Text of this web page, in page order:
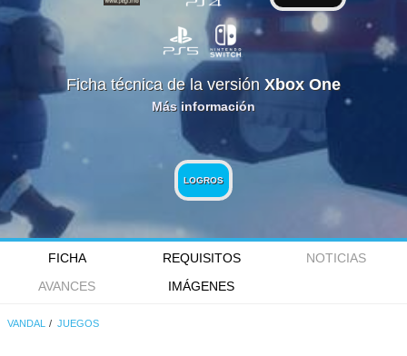
Ficha técnica de la versión Xbox One
Más información
LOGROS
FICHA REQUISITOS
NOTICIAS
AVANCES
IMÁGENES
VANDAL JUEGOS